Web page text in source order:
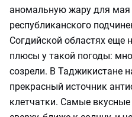
аномальную жару для мая
республиканского
Согдийской областях еще
плюсы у такой погоды:
созрели. В Таджикистане
прекрасный источник
клетчатки. Самые